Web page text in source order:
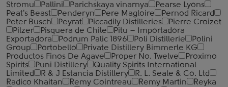
Stromu
Pallini Parichskaya vinarnya
Pearse Lyons
Peat's Beast
Penderyn Pere Magloire
Pernod Ricard
Peter Busch
Peyrat Piccadily Distilleries
Pierre Croizet
Pilzer
Pisquera de Chile
Pitu – Importadora
Exportadora
Podrum Palic 1896 Poli Distillerie
Polini
Group
Portobello
Private Distillery Bimmerle KG
Productos Finos De Agave
Proper No. Twelve
Proximo
Spirits
Puni Distillery
Quality Spirits International
Limited
R & J Estancia Distillery
R. L. Seale & Co. Ltd
Radico Khaitan
Remy Cointreau Remy Martin
Reyka